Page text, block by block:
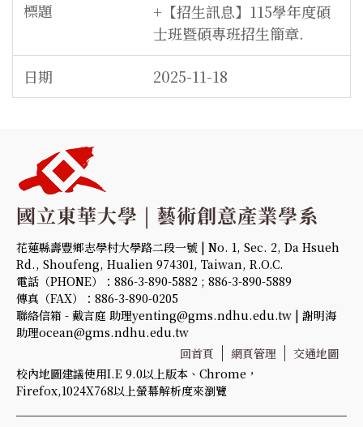
+【招生訊息】115學年度碩
士班暨碩專班招生簡章.
2025-11-18
花蓮縣壽豐鄉志學村大學路二段一號 | No. 1, Sec. 2, Da Hsueh
Rd., Shoufeng, Hualien 974301, Taiwan, R.O.C.
電話（PHONE）：886-3-890-5882 ; 886-3-890-5889
傳真（FAX）：886-3-890-0205
聯絡信箱 - 戴言庭 助理yenting@gms.ndhu.edu.tw | 謝明海
助理ocean@gms.ndhu.edu.tw
回首頁
網頁管理
交通地圖
校內地圖建議使用I.E 9.0以上版本、Chrome，
Firefox,1024X768以上螢幕解析度來瀏覽